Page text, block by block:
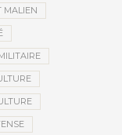
MALIEN